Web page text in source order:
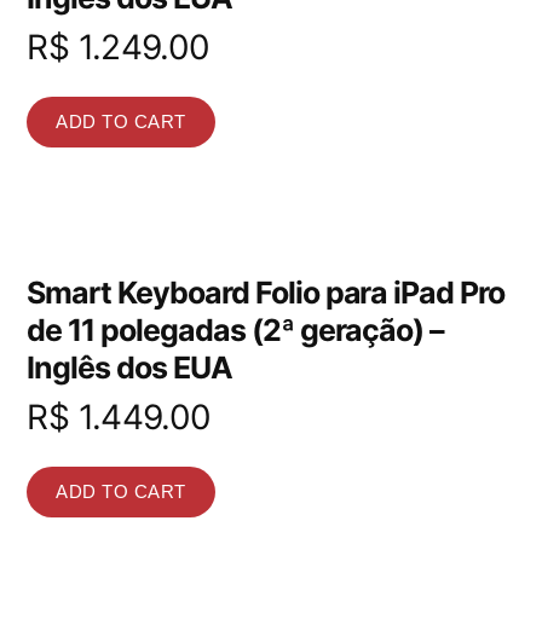
R$ 1.249.00
ADD TO CART
Smart Keyboard Folio para iPad Pro
de 11 polegadas (2ª geração) –
Inglês dos EUA
R$ 1.449.00
ADD TO CART